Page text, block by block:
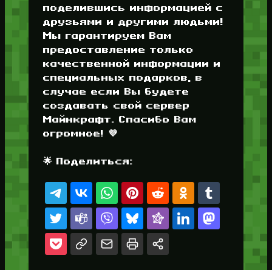
поделившись информацией с
друзьями и другими людьми!
Мы гарантируем Вам
предоставление только
качественной информации и
специальных подарков, в
случае если Вы будете
создавать свой сервер
Майнкрафт. Спасибо Вам
огромное! 💜
🌟 Поделиться: